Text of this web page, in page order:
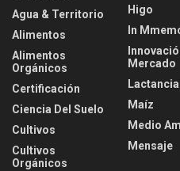
Agua & Territorio
Alimentos
Alimentos
Orgánicos
Certificación
Ciencia Del Suelo
Cultivos
Cultivos
Orgánicos
Higo
In
Mercado
Maíz
Medio
Mensaje